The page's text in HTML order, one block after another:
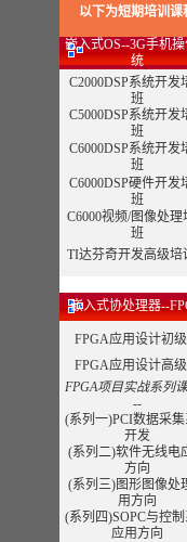
以下为短期培训课
嵌入式OS--3G手机
统
C2000DSP系统开发
班
C5000DSP系统开发
班
C6000DSP系统开发
班
C6000DSP硬件开发
班
C6000视频/图像处理
班
TI达芬奇开发高级培
嵌入式协处理器--
FPGA应用设计初
FPGA应用设计高
FPGA项目实战系列
--
(系列一)PCI数据采
开发
(系列二)软件无线电
方向
(系列三)图形图像处
用方向
(系列四)SOPC与控
应用方向